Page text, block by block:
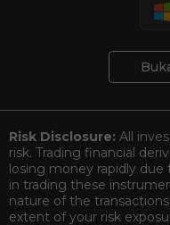
Risk Disclosure: All
risk. Trading financial
losing money rapidly
in trading these
nature of the
extent of your risk